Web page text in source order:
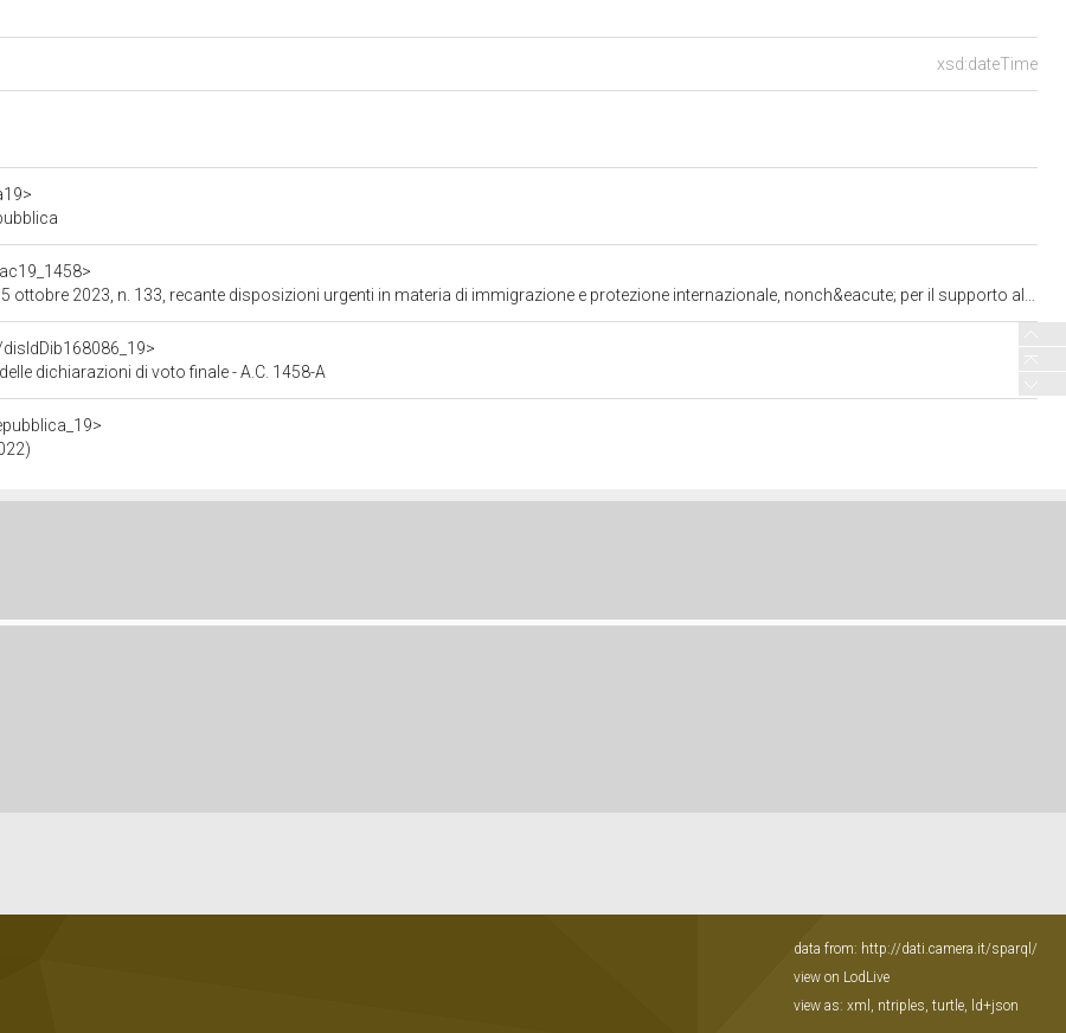
xsd:dateTime
urgenti in materia di immigrazione e protezione internazionale, nonch&eacute; per il supporto alle politiche di sicurezza e la funzionalit&agrave; del Ministero dell&rsquo;interno\" (1458) ^^http://www.w3.org/2001/XMLSchema#string
dichiarazioni di voto finale - A.C. 1458-A
data from: http://dati.camera.it/sparql/
view on LodLive
view as: xml , ntriples, turtle, ld+json